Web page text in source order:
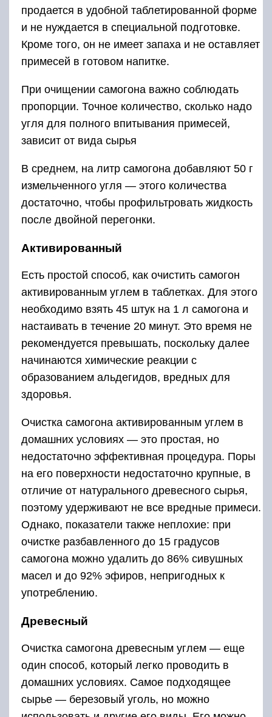
продается в удобной таблетированной форме
и не нуждается в специальной подготовке.
Кроме того, он не имеет запаха и не оставляет
примесей в готовом напитке.
При очищении самогона важно соблюдать
пропорции. Точное количество, сколько надо
угля для полного впитывания примесей,
зависит от вида сырья
В среднем, на литр самогона добавляют 50 г
измельченного угля — этого количества
достаточно, чтобы профильтровать жидкость
после двойной перегонки.
Активированный
Есть простой способ, как очистить самогон
активированным углем в таблетках. Для этого
необходимо взять 45 штук на 1 л самогона и
настаивать в течение 20 минут. Это время не
рекомендуется превышать, поскольку далее
начинаются химические реакции с
образованием альдегидов, вредных для
здоровья.
Очистка самогона активированным углем в
домашних условиях — это простая, но
недостаточно эффективная процедура. Поры
на его поверхности недостаточно крупные, в
отличие от натурального древесного сырья,
поэтому удерживают не все вредные примеси.
Однако, показатели также неплохие: при
очистке разбавленного до 15 градусов
самогона можно удалить до 86% сивушных
масел и до 92% эфиров, непригодных к
употреблению.
Древесный
Очистка самогона древесным углем — еще
один способ, который легко проводить в
домашних условиях. Самое подходящее
сырье — березовый уголь, но можно